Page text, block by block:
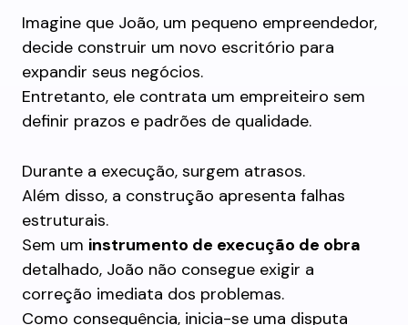
Imagine que João, um pequeno empreendedor,
decide construir um novo escritório para
expandir seus negócios.
Entretanto, ele contrata um empreiteiro sem
definir prazos e padrões de qualidade.
Durante a execução, surgem atrasos.
Além disso, a construção apresenta falhas
estruturais.
Sem um instrumento de execução de obra
detalhado, João não consegue exigir a
correção imediata dos problemas.
Como consequência, inicia-se uma disputa